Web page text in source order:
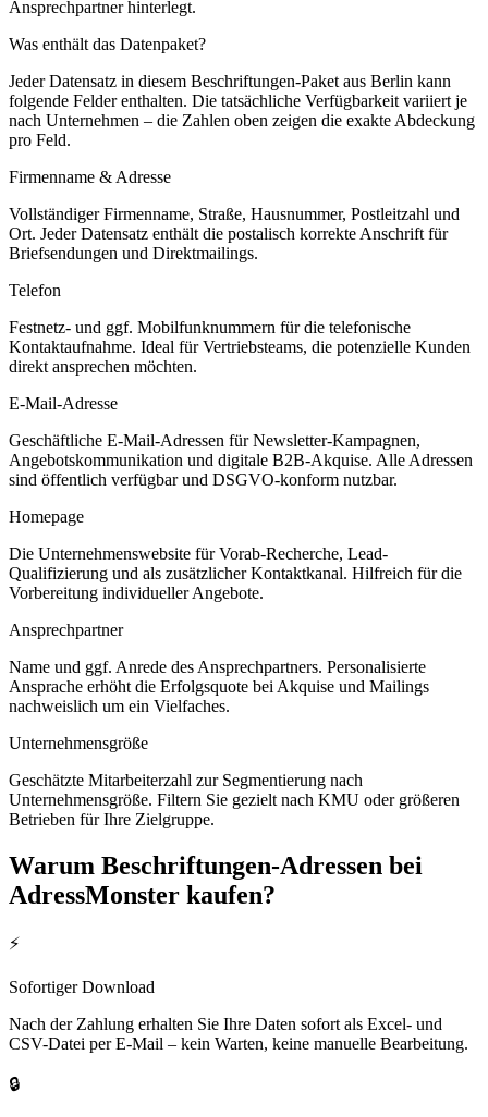
Ansprechpartner hinterlegt.
Was enthält das Datenpaket?
Jeder Datensatz in diesem Beschriftungen-Paket aus Berlin kann
folgende Felder enthalten. Die tatsächliche Verfügbarkeit variiert je
nach Unternehmen – die Zahlen oben zeigen die exakte Abdeckung
pro Feld.
Firmenname & Adresse
Vollständiger Firmenname, Straße, Hausnummer, Postleitzahl und
Ort. Jeder Datensatz enthält die postalisch korrekte Anschrift für
Briefsendungen und Direktmailings.
Telefon
Festnetz- und ggf. Mobilfunknummern für die telefonische
Kontaktaufnahme. Ideal für Vertriebsteams, die potenzielle Kunden
direkt ansprechen möchten.
E-Mail-Adresse
Geschäftliche E-Mail-Adressen für Newsletter-Kampagnen,
Angebotskommunikation und digitale B2B-Akquise. Alle Adressen
sind öffentlich verfügbar und DSGVO-konform nutzbar.
Homepage
Die Unternehmenswebsite für Vorab-Recherche, Lead-
Qualifizierung und als zusätzlicher Kontaktkanal. Hilfreich für die
Vorbereitung individueller Angebote.
Ansprechpartner
Name und ggf. Anrede des Ansprechpartners. Personalisierte
Ansprache erhöht die Erfolgsquote bei Akquise und Mailings
nachweislich um ein Vielfaches.
Unternehmensgröße
Geschätzte Mitarbeiterzahl zur Segmentierung nach
Unternehmensgröße. Filtern Sie gezielt nach KMU oder größeren
Betrieben für Ihre Zielgruppe.
Warum Beschriftungen-Adressen bei
AdressMonster kaufen?
⚡
Sofortiger Download
Nach der Zahlung erhalten Sie Ihre Daten sofort als Excel- und
CSV-Datei per E-Mail – kein Warten, keine manuelle Bearbeitung.
🔒